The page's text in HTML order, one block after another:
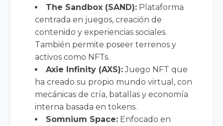
The Sandbox (SAND): Plataforma
centrada en juegos, creación de
contenido y experiencias sociales.
También permite poseer terrenos y
activos como NFTs.
Axie Infinity (AXS):Juego NFT que
ha creado su propio mundo virtual, con
mecánicas de cría, batallas y economía
interna basada en tokens.
Somnium Space: Enfocado en